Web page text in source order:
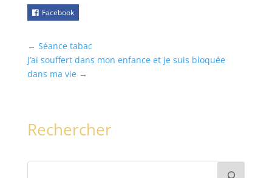
Facebook
← Séance tabac
J’ai souffert dans mon enfance et je suis bloquée
dans ma vie →
Rechercher